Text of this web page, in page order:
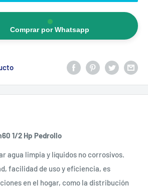
Comprar por Whatsapp
1/2 Hp Pedrollo
agua limpia y líquidos no corrosivos.
facilidad de uso y eficiencia, es
en el hogar, como la distribución